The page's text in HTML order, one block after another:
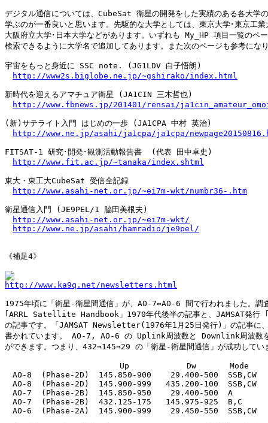
デジタル通信については、CubeSat 衛星の開発をした実績のある各大学
学ぶのが一番良いと思います。先駆的な大学としては、東京大学･東京工業
大阪府立大学･日本大学などがあります。いずれも My_HP 項目一覧のペ
検索できるように大学名で追加してあります。また次のページも参考にな
宇宙をもっと身近に SSC note. (JG1LDV 白子悟朗)
http://www2s.biglobe.ne.jp/~gshirako/index.html
新時代を迎えるアマチュア衛星 (JA1CIN 三木哲也)
http://www.fbnews.jp/201401/rensai/
(新)サテライト入門 はじめの一歩 (JA1CPA 中村 英治)
http://www.ne.jp/asahi/ja1cpa/ja1cpa/
FITSAT-1 研究･開発･観測活動報告書  (代表 田中卓史)
http://www.fit.ac.jp/~tanaka/index.shtml
東大・東工大CubeSat 受信全記録
http://www.asahi-net.or.jp/~ei7m-wkt/numbr36-.htm
衛星通信入門 (JE9PEL/1 脇田美根夫)
http://www.asahi-net.or.jp/~ei7m-wkt/
http://www.ne.jp/asahi/hamradio/je9pel/
《補足4》
http://www.ka9q.net/newsletters.html
1975年頃に「衛星-衛星間通信」が、AO-7⇔AO-6 間で行われました。調
｢ARRL Satellite Handbook」1970年代後半の記事と、JAMSAT発
の記事です。「JAMSAT Newsletter(1976年1月25日発行)」の記事に
書かれています。 AO-7, AO-6 の Uplink周波数と Downlink周波数
ができます。つまり、432⇒145⇒29 の「衛星-衛星間通信」が成功してい
                        Up            Dw       Mode
AO-8  (Phase-2D)  145.850-900    29.400-500  SSB,CW
AO-8  (Phase-2D)  145.900-999   435.200-100  SSB,CW
AO-7  (Phase-2B)  145.850-950    29.400-500  A
AO-7  (Phase-2B)  432.125-175   145.975-925  B,C
AO-6  (Phase-2A)  145.900-999    29.450-550  SSB,CW